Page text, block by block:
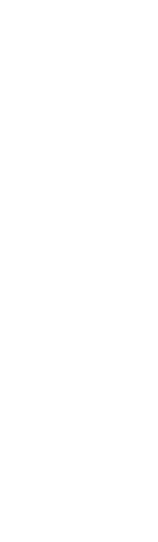
بين
العدالة
غادة